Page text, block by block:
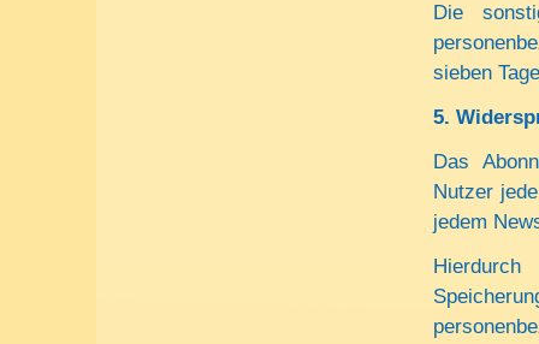
Die
sieben
5.
Das
Nutzer
jedem